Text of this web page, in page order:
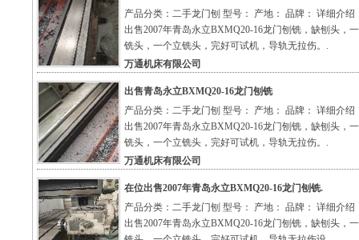
产品分类：二手龙门刨 型号： 产地： 品牌： 详细介绍
出售2007年青岛永立BXMQ20-16龙门刨铣，缺刨头，
铣头，一个立铣头，完好可试机，导轨无拉伤。.
万通机床有限公司
出售青岛永立BXMQ20-16龙门刨铣
产品分类：二手龙门刨 型号： 产地： 品牌： 详细介绍
出售2007年青岛永立BXMQ20-16龙门刨铣，缺刨头，
铣头，一个立铣头，完好可试机，导轨无拉伤。.
万通机床有限公司
在位出售2007年青岛永立BXMQ20-16龙门刨铣.
产品分类：二手龙门刨 型号： 产地： 品牌： 详细介绍
出售2007年青岛永立BXMQ20-16龙门刨铣，缺刨头，